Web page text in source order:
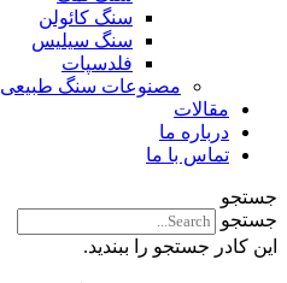
سنگ کائولن
سنگ سیلیس
فلدسپات
مصنوعات سنگ طبیعی
مقالات
درباره ما
تماس با ما
جستجو
جستجو
این کادر جستجو را ببندید.